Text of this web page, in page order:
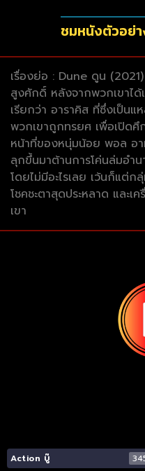
ชมหนังตัวอย่า
เรื่องย่อ : Dune ดูน
สูงศักดิ์ หลังจากพวกเขาได้
เรียกว่า อาราคิส ที่ซึ่งเป็นแ
พวกเขาถูกทรยศ เพื่อเปิด
หน้าที่ของหนุ่มน้อย พอล อา
ลุกขึ้นมาต้านการโค่นล่มอำ
โดยไม่มีอะไรเลย เว้นก็แต่ก
โชคชะตาสุดประหลาด และเ
เขา
Action บู๊